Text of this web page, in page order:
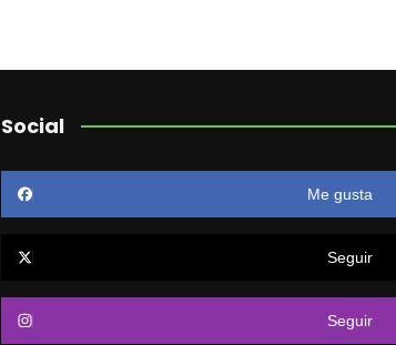
Social
Me gusta
Seguir
Seguir